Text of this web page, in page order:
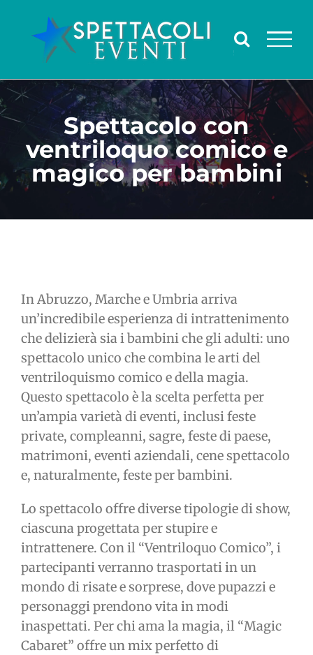
contenuto
Spettacolo con
ventriloquo comico e
magico per bambini
In Abruzzo, Marche e Umbria arriva
un’incredibile esperienza di intrattenimento
che delizierà sia i bambini che gli adulti: uno
spettacolo unico che combina le arti del
ventriloquismo comico e della magia.
Questo spettacolo è la scelta perfetta per
un’ampia varietà di eventi, inclusi feste
private, compleanni, sagre, feste di paese,
matrimoni, eventi aziendali, cene spettacolo
e, naturalmente, feste per bambini.
Lo spettacolo offre diverse tipologie di show,
ciascuna progettata per stupire e
intrattenere. Con il “Ventriloquo Comico”, i
partecipanti verranno trasportati in un
mondo di risate e sorprese, dove pupazzi e
personaggi prendono vita in modi
inaspettati. Per chi ama la magia, il “Magic
Cabaret” offre un mix perfetto di